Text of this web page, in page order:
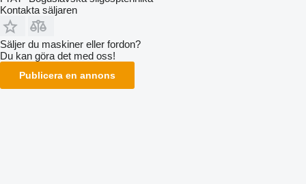
Kontakta säljaren
Säljer du maskiner eller fordon?
Du kan göra det med oss!
Publicera en annons